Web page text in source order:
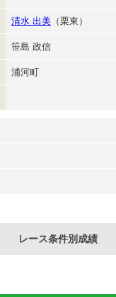
清水 出美 （栗東）
笹島 政信
浦河町
レース条件別成績